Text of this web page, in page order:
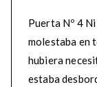
Puerta Nº 4
molestaba en
hubiera
estaba